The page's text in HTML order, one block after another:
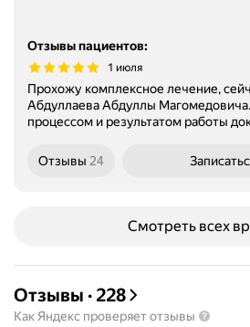
Отзывы пациентов:
1 июля
Прохожу комплексное лечение,
Абдуллаева Абдуллы
процессом и результатом работы
Отзывы 24
Смотреть всех
Отзывы · 228
Как Яндекс проверяет отзывы